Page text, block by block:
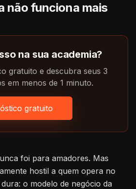
não funciona mais
na sua academia?
gratuito e descubra seus 3
em menos de 1 minuto.
gratuito
foi para amadores. Mas
hostil a quem opera no
o modelo de negócio da